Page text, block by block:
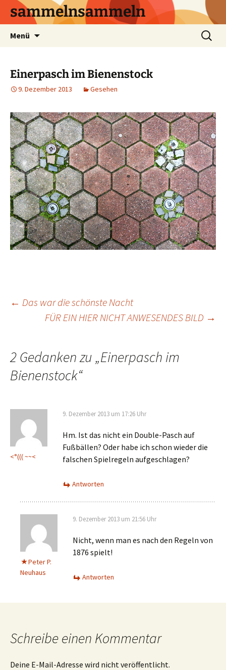
sammelnsammeln
Menü
Suchen
nach:
Einerpasch im Bienenstock
9. Dezember 2013 Gesehen
Beitrags-
← Das war die schönste Nacht
FÜR EIN HIER NICHT ANWESENDES BILD →
2 Gedanken zu „Einerpasch im
Bienenstock“
<°((( ~~<
9. Dezember 2013 um 17:26 Uhr
Hm. Ist das nicht ein Double-Pasch auf
Fußbällen? Oder habe ich schon wieder die
falschen Spielregeln aufgeschlagen?
Antworten
Peter P.
Neuhaus
9. Dezember 2013 um 21:56 Uhr
Nicht, wenn man es nach den Regeln von
1876 spielt!
Antworten
Schreibe einen Kommentar
Deine E-Mail-Adresse wird nicht veröffentlicht.